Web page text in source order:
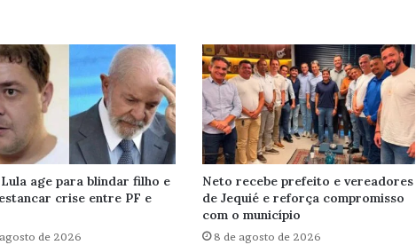
age para blindar filho e
crise entre PF e
de 2026
Neto recebe prefeito e vereadores
de Jequié e reforça compromisso
com o município
8 de agosto de 2026